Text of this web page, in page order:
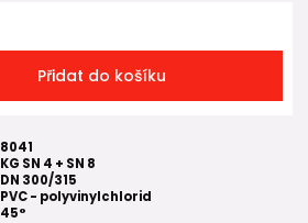
Přidat do košíku
8041
KG SN 4 + SN 8
DN 300/315
PVC - polyvinylchlorid
45°